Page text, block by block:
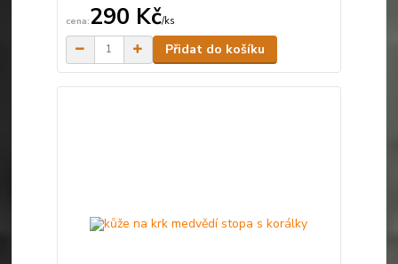
290 Kč/ks
Přidat do košíku